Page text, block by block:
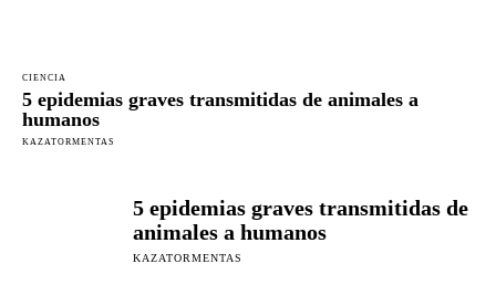
CIENCIA
5 epidemias graves transmitidas de animales a
humanos
KAZATORMENTAS
5 epidemias graves transmitidas de
animales a humanos
KAZATORMENTAS